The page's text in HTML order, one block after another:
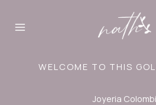
WELCOME TO THIS
Joyeria